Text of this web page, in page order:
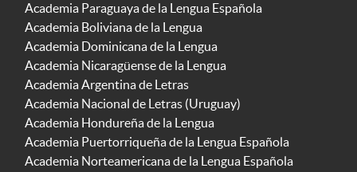
Academia Paraguaya de la Lengua Española
Academia Boliviana de la Lengua
Academia Dominicana de la Lengua
Academia Nicaragüense de la Lengua
Academia Argentina de Letras
Academia Nacional de Letras (Uruguay)
Academia Hondureña de la Lengua
Academia Puertorriqueña de la Lengua Española
Academia Norteamericana de la Lengua Española